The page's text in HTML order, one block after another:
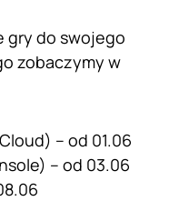
gry do swojego
zobaczymy w
– od 01.06
– od 03.06